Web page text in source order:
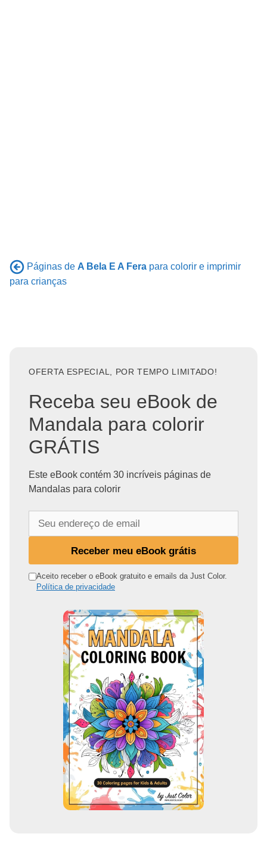
Páginas de A Bela E A Fera para colorir e imprimir
para crianças
OFERTA ESPECIAL, POR TEMPO LIMITADO!
Receba seu eBook de
Mandala para colorir
GRÁTIS
Este eBook contém 30 incríveis páginas de
Mandalas para colorir
n
Receber meu eBook grátis
Aceito receber o eBook gratuito e emails da Just Color.
Política de privacidade